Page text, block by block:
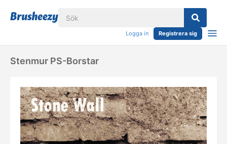
Logga in Registrera sig
Stenmur PS-Borstar